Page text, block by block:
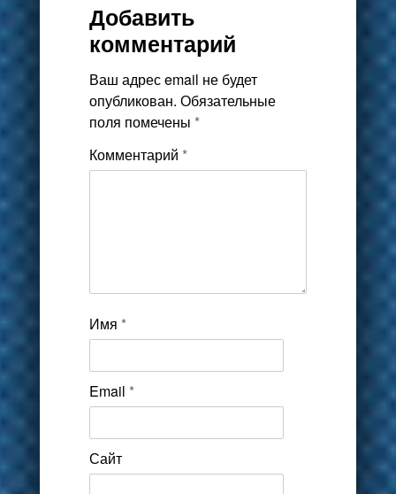
Добавить
комментарий
Ваш адрес email не будет
опубликован. Обязательные
поля помечены *
Комментарий *
Имя *
Email *
Сайт